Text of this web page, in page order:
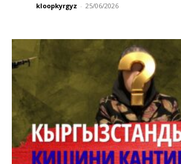
kloopkyrgyz - 25/06/2026